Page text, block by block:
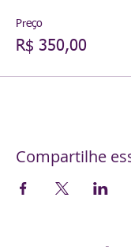
Preço
R$ 350,00
Compartilhe